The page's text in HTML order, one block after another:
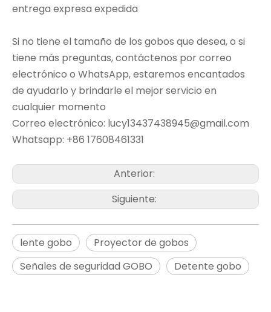
entrega expresa expedida
Si no tiene el tamaño de los gobos que desea, o si
tiene más preguntas, contáctenos por correo
electrónico o WhatsApp, estaremos encantados
de ayudarlo y brindarle el mejor servicio en
cualquier momento
Correo electrónico: lucy13437438945@gmail.com
Whatsapp: +86 17608461331
Anterior:
Siguiente:
lente gobo
Proyector de gobos
Señales de seguridad GOBO
Detente gobo